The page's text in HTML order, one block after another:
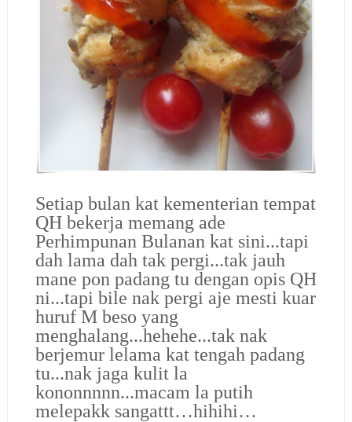
Setiap bulan kat kementerian tempat
QH bekerja memang ade
Perhimpunan Bulanan kat sini...tapi
dah lama dah tak pergi...tak jauh
mane pon padang tu dengan opis QH
ni...tapi bile nak pergi aje mesti kuar
huruf M beso yang
menghalang...hehehe...tak nak
berjemur lelama kat tengah padang
tu...nak jaga kulit la
kononnnnn...macam la putih
melepakk sangattt…hihihi…